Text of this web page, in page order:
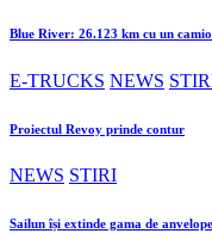
Blue River: 26.123 km cu un
E-TRUCKS NEWS
Proiectul Revoy prinde contur
NEWS STIRI
Sailun își extinde gama de